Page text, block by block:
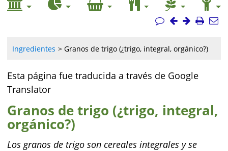
Ingredientes Granos de trigo (¿trigo, integral, orgánico?)
Esta página fue traducida a través de Google
Translator
Granos de trigo (¿trigo, integral,
orgánico?)
Los granos de trigo son cereales integrales y se